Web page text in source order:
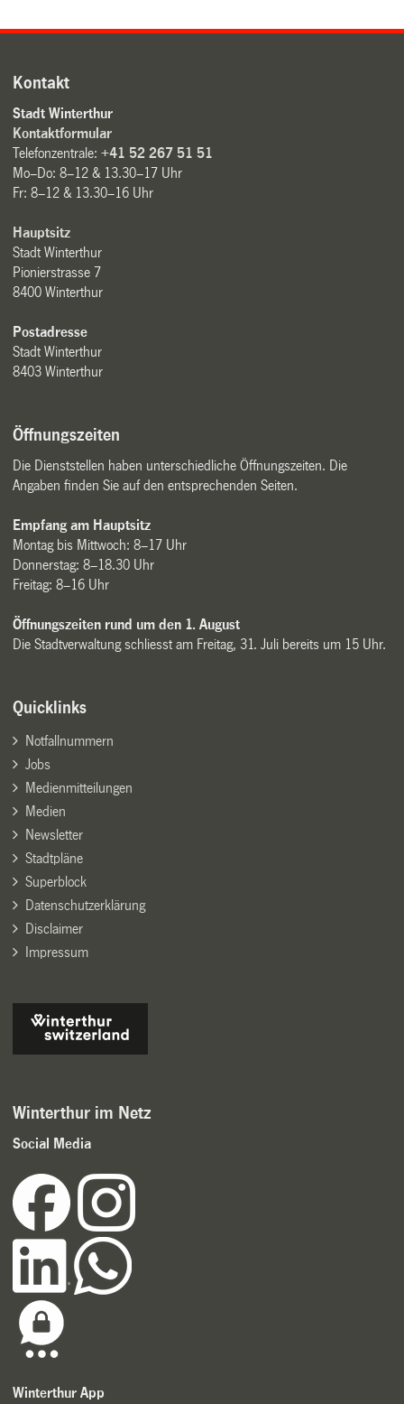
Kontakt
Stadt Winterthur
Kontaktformular
Telefonzentrale:+41 52 267 51 51
Mo–Do: 8–12 & 13.30–17 Uhr
Fr: 8–12 & 13.30–16 Uhr
Hauptsitz
Stadt Winterthur
Pionierstrasse 7
8400 Winterthur
Postadresse
Stadt Winterthur
8403 Winterthur
Öffnungszeiten
Die Dienststellen haben unterschiedliche Öffnungszeiten. Die
Angaben finden Sie auf den entsprechenden Seiten.
Empfang am Hauptsitz
Montag bis Mittwoch: 8–17 Uhr
Donnerstag: 8–18.30 Uhr
Freitag: 8–16 Uhr
Öffnungszeiten rund um den 1. August
Die Stadtverwaltung schliesst am Freitag, 31. Juli bereits um 15 Uhr.
Quicklinks
Notfallnummern
Jobs
Medienmitteilungen
Medien
Newsletter
Stadtpläne
Superblock
Datenschutzerklärung
Disclaimer
Impressum
Winterthur im Netz
Social Media
Winterthur App